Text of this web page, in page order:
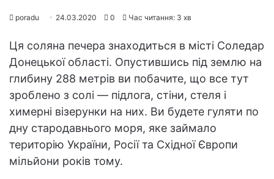
poradu 24.03.2020 0 Час читання: 3 хв
Ця соляна печера знаходиться в місті Соледар
Донецької області. Опустившись під землю на
глибину 288 метрів ви побачите, що все тут
зроблено з солі — підлога, стіни, стеля і
химерні візерунки на них. Ви будете гуляти по
дну стародавнього моря, яке займало
територію України, Росії та Східної Європи
мільйони років тому.